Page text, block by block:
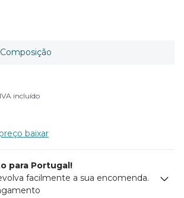
Composição
IVA incluído
baixar
para Portugal!
facilmente a sua encomenda.